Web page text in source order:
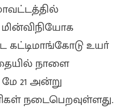
கட்டிமாங்கோடு உயா்
நாளை
21 அன்று
நடைபெறவுள்ளது.